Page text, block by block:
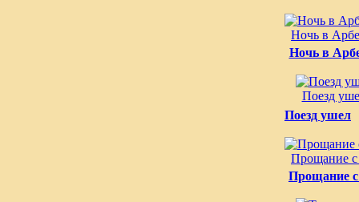
Ночь в
Ночь в
Поезд
Поезд ушел
Прощание
Прощание